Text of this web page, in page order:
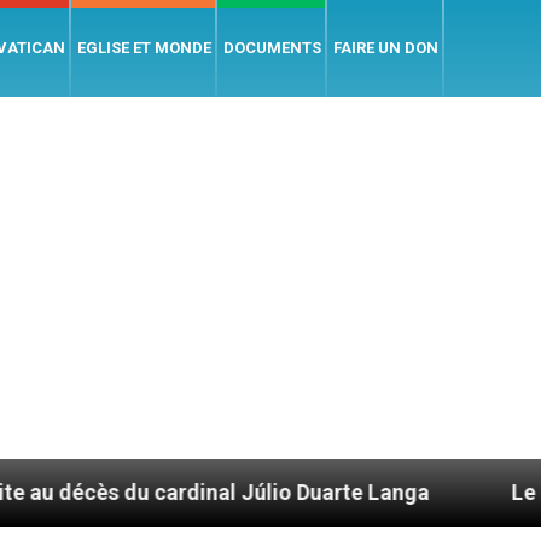
EGLISE ET MONDE DOCUMENTS FAIRE UN DON
Júlio Duarte Langa Le pape Léon XIV